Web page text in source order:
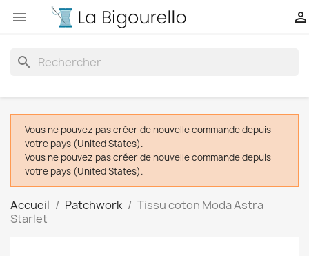
 
search
Vous ne pouvez pas créer de nouvelle commande depuis
votre pays (United States).
Vous ne pouvez pas créer de nouvelle commande depuis
votre pays (United States).
Accueil Patchwork
Tissu coton Moda Astra
Starlet